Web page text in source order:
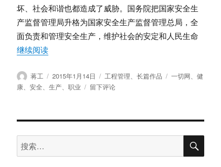
坏、社会和谐也都造成了威胁。国务院把国家安全生
产监督管理局升格为国家安全生产监督管理总局，全
面负责和管理安全生产，维护社会的安定和人民生命
继续阅读“安全生产和职业健康不容忽视”
作
者
蒋工
发
布
2015年1月14日
分
类
工程管理、长篇作品
标
一切网、健
康、安全、生产、职业
于
生
和
业
留下评论
搜
索：
搜